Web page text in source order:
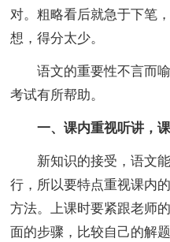
对。粗略看后就急于下笔
想，得分太少。
语文的重要性不言而喻
考试有所帮助。
一、课内重视听讲，
新知识的接受，语文能
行，所以要特点重视课内
方法。上课时要紧跟老师
面的步骤，比较自己的解